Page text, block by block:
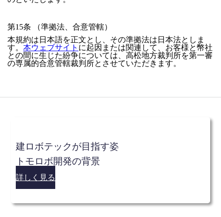
第15条 （準拠法、合意管轄）
本規約は日本語を正文とし、その準拠法は日本法としま
す。 本ウェブサイト に起因または関連して、お客様と幣社
との間に生じた紛争については、高松地方裁判所を第一審
の専属的合意管轄裁判所とさせていただきます。
建ロボテックが目指す姿
トモロボ開発の背景
詳しく見る